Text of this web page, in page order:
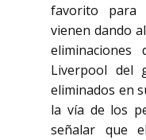
favorito
vienen dando
Liverpool del
eliminados en
la vía de los
señalar que